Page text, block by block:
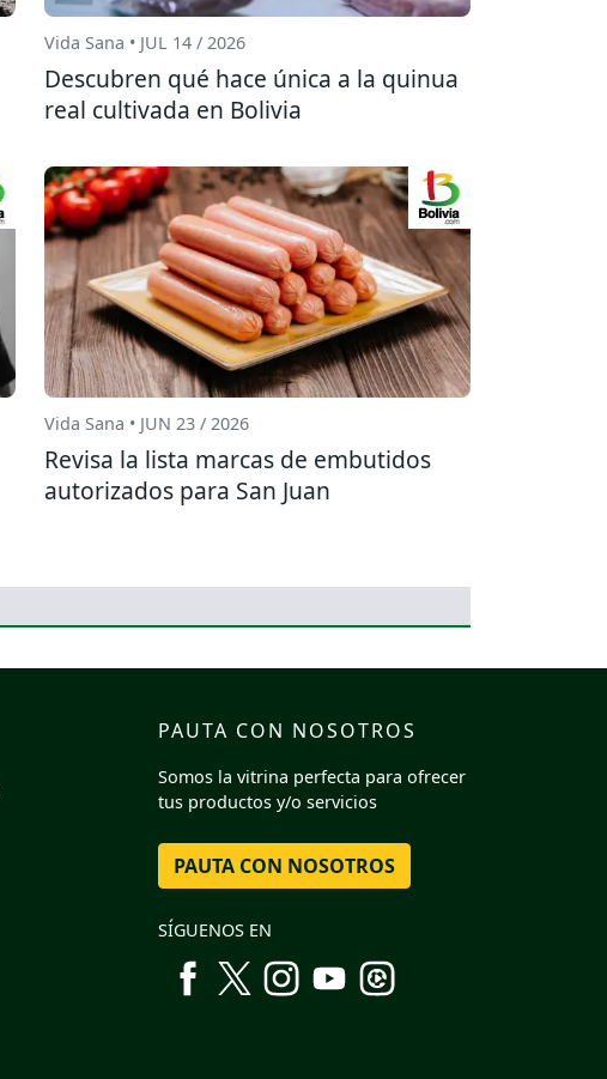
Vida Sana • JUL 14 / 2026
Descubren qué hace única a la quinua
real cultivada en Bolivia
Vida Sana • JUN 23 / 2026
Revisa la lista marcas de embutidos
autorizados para San Juan
PAUTA CON NOSOTROS
Somos la vitrina perfecta para ofrecer
tus productos y/o servicios
PAUTA CON NOSOTROS
SÍGUENOS EN